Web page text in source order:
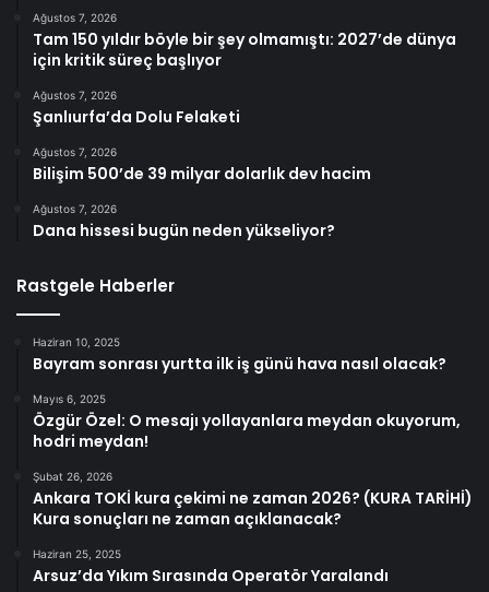
Ağustos 7, 2026
Tam 150 yıldır böyle bir şey olmamıştı: 2027’de dünya
için kritik süreç başlıyor
Ağustos 7, 2026
Şanlıurfa’da Dolu Felaketi
Ağustos 7, 2026
Bilişim 500’de 39 milyar dolarlık dev hacim
Ağustos 7, 2026
Dana hissesi bugün neden yükseliyor?
Rastgele Haberler
Haziran 10, 2025
Bayram sonrası yurtta ilk iş günü hava nasıl olacak?
Mayıs 6, 2025
Özgür Özel: O mesajı yollayanlara meydan okuyorum,
hodri meydan!
Şubat 26, 2026
Ankara TOKİ kura çekimi ne zaman 2026? (KURA TARİHİ)
Kura sonuçları ne zaman açıklanacak?
Haziran 25, 2025
Arsuz’da Yıkım Sırasında Operatör Yaralandı